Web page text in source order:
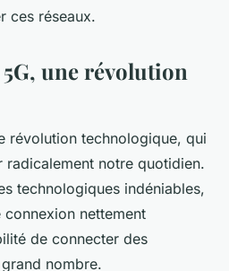
ces réseaux.
une révolution
révolution technologique, qui
notre quotidien.
technologiques indéniables,
connexion nettement
de connecter des
nombre.